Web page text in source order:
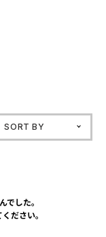
SORT BY
でした。
ださい。